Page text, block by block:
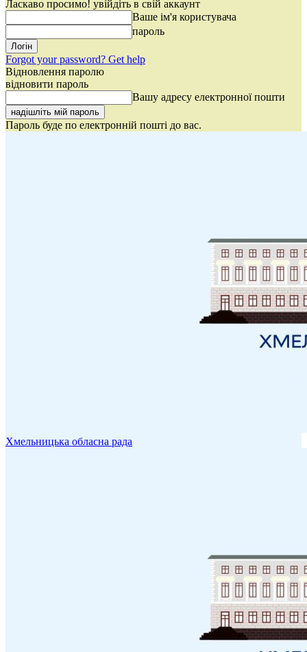
Ласкаво просимо! увійдіть в свій аккаунт
Ваше ім'я користувача
пароль
Forgot your password? Get help
Відновлення паролю
відновити пароль
Вашу адресу електронної пошти
Пароль буде по електронній пошті до вас.
Хмельницька обласна рада